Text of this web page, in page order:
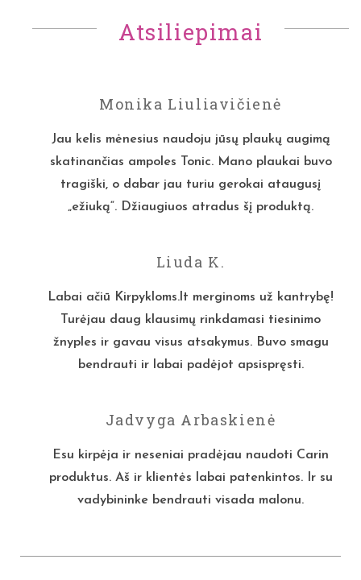
Atsiliepimai
Monika Liuliavičienė
Jau kelis mėnesius naudoju jūsų plaukų augimą
skatinančias ampoles Tonic. Mano plaukai buvo
tragiški, o dabar jau turiu gerokai ataugusį
„ežiuką“. Džiaugiuos atradus šį produktą.
Liuda K.
Labai ačiū Kirpykloms.lt merginoms už kantrybę!
Turėjau daug klausimų rinkdamasi tiesinimo
žnyples ir gavau visus atsakymus. Buvo smagu
bendrauti ir labai padėjot apsispręsti.
Jadvyga Arbaskienė
Esu kirpėja ir neseniai pradėjau naudoti Carin
produktus. Aš ir klientės labai patenkintos. Ir su
vadybininke bendrauti visada malonu.